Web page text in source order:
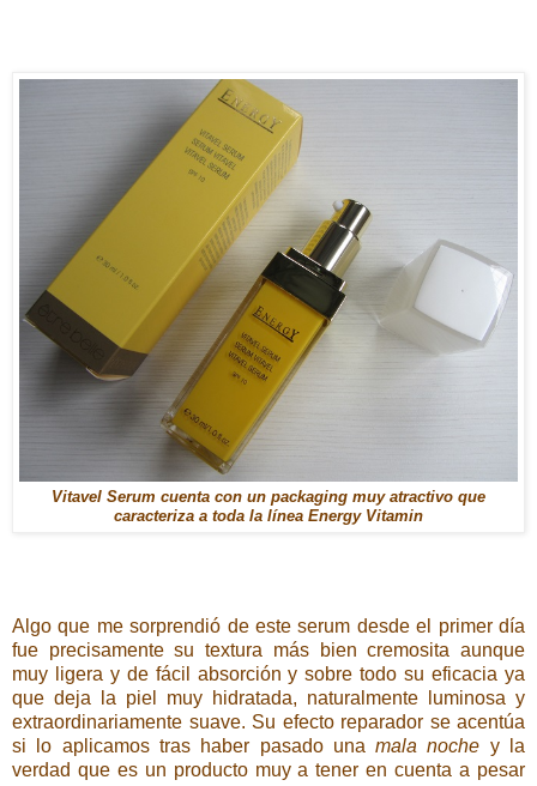
Vitavel Serum cuenta con un packaging muy atractivo que
caracteriza a toda la línea Energy Vitamin
Algo que me sorprendió de este serum desde el primer día
fue precisamente su textura más bien cremosita aunque
muy ligera y de fácil absorción y sobre todo su eficacia ya
que deja la piel muy hidratada, naturalmente luminosa y
extraordinariamente suave. Su efecto reparador se acentúa
si lo aplicamos tras haber pasado unamala noche y la
verdad que es un producto muy a tener en cuenta a pesar